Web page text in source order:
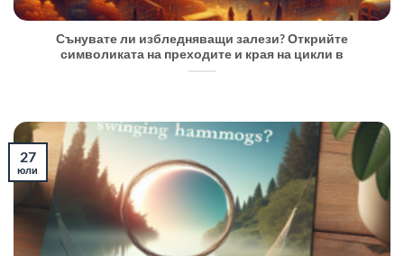
Сънувате ли избледняващи залези? Открийте
символиката на преходите и края на цикли в
27
юли